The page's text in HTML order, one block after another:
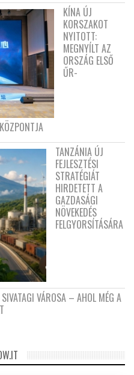
KÍNA ÚJ
KORSZAKOT
NYITOTT:
MEGNYÍLT AZ
ORSZÁG ELSŐ
ŰR-
TANZÁNIA ÚJ
FEJLESZTÉSI
STRATÉGIÁT
HIRDETETT A
GAZDASÁGI
NÖVEKEDÉS
FELGYORSÍTÁSÁRA
SIVATAGI VÁROSA – AHOL MÉG A